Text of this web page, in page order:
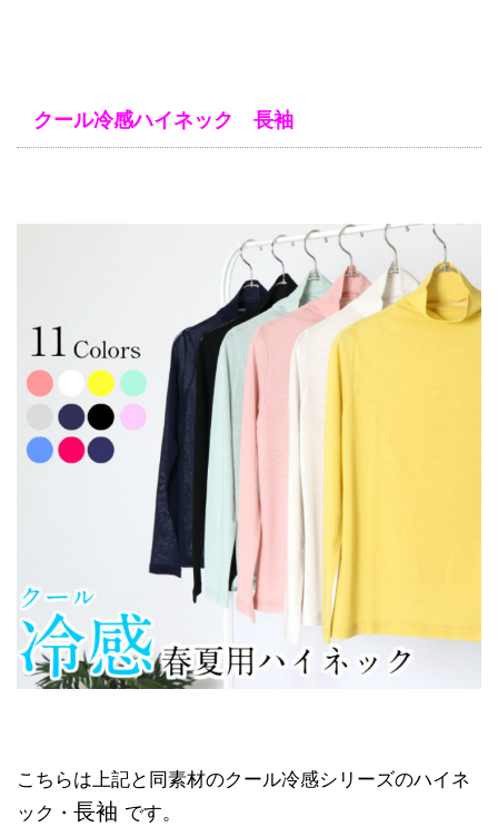
クール冷感ハイネック 長袖
こちらは上記と同素材のクール冷感シリーズのハイネ
ック・ 長袖 です。